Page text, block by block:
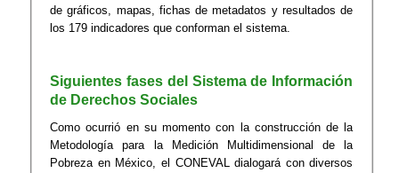
de gráficos, mapas, fichas de metadatos y resultados de
los 179 indicadores que conforman el sistema.
Siguientes fases del Sistema de Información
de Derechos Sociales
Como ocurrió en su momento con la construcción de la
Metodología para la Medición Multidimensional de la
Pobreza en México, el CONEVAL dialogará con diversos